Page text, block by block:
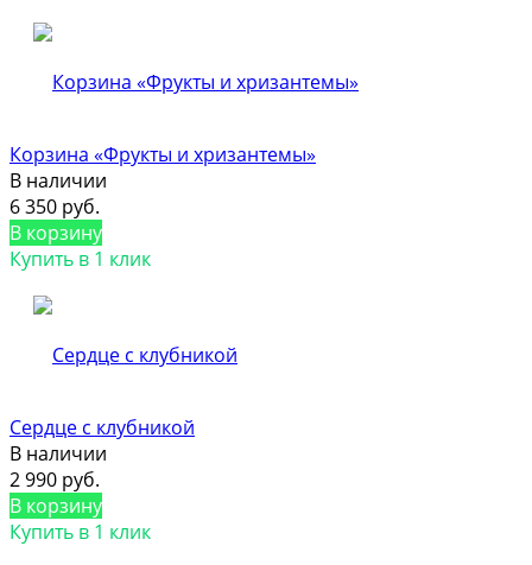
Корзина «Фрукты и хризантемы»
В наличии
6 350 руб.
В корзину
Купить в 1 клик
Сердце с клубникой
В наличии
2 990 руб.
В корзину
Купить в 1 клик